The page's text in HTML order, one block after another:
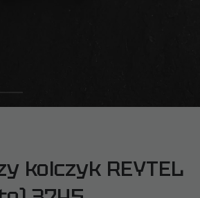
kolczyk REYTEL